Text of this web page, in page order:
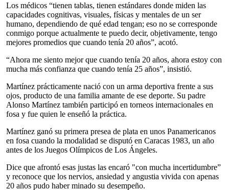
Los médicos “tienen tablas, tienen estándares donde miden las
capacidades cognitivas, visuales, físicas y mentales de un ser
humano, dependiendo de qué edad tengan; eso no se corresponde
conmigo porque actualmente te puedo decir, objetivamente, tengo
mejores promedios que cuando tenía 20 años”, acotó.
“Ahora me siento mejor que cuando tenía 20 años, ahora estoy con
mucha más confianza que cuando tenía 25 años”, insistió.
Martínez prácticamente nació con un arma deportiva frente a sus
ojos, producto de una familia amante de ese deporte. Su padre
Alonso Martínez también participó en torneos internacionales en
fosa y fue quien le enseñó la práctica.
Martínez ganó su primera presea de plata en unos Panamericanos
en fosa cuando la modalidad se disputó en Caracas 1983, un año
antes de los Juegos Olímpicos de Los Ángeles.
Dice que afrontó esas justas las encaró "con mucha incertidumbre”
y reconoce que los nervios, ansiedad y angustia vivida con apenas
20 años pudo haber minado su desempeño.